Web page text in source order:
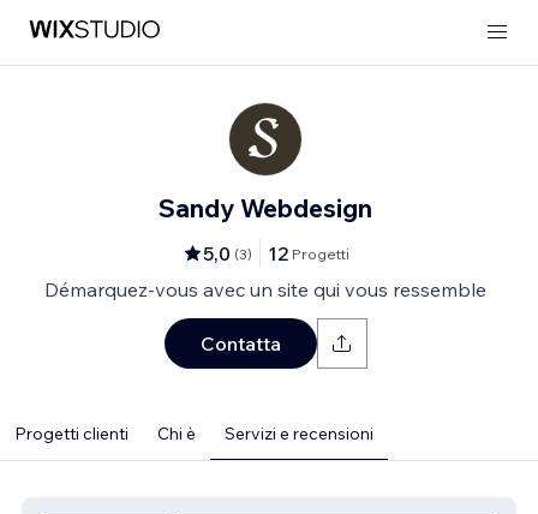
Sandy Webdesign
5,0 (3) 12 Progetti
Démarquez-vous avec un site qui vous ressemble
Contatta
Progetti clienti Chi è Servizi e recensioni